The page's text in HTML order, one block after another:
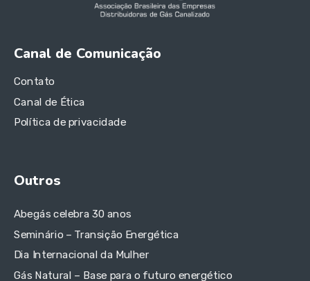
Canal de Comunicação
Contato
Canal de Ética
Política de privacidade
Outros
Abegás celebra 30 anos
Seminário – Transição Energética
Dia Internacional da Mulher
Gás Natural – Base para o futuro energético